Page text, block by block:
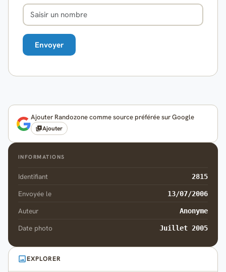
Ajouter Randozone comme source préférée sur Google
Ajouter
INFORMATIONS
Identifiant 2815
Envoyée le 13/07/2006
Auteur Anonyme
Date photo Juillet 2005
EXPLORER